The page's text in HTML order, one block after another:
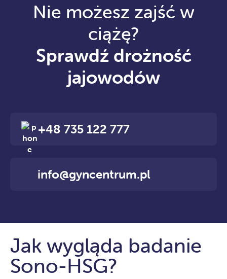
Nie możesz zajść w
ciążę?
Sprawdź drożność
jajowodów
+48 735 122 777
info@gyncentrum.pl
Jak wygląda badanie
Sono-HSG?